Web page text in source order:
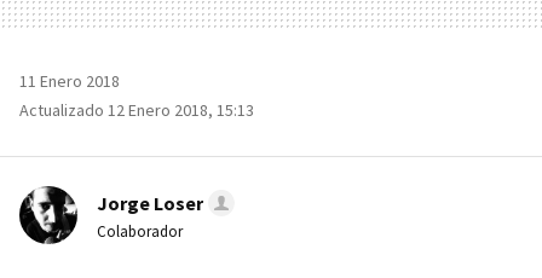
11 Enero 2018
Actualizado 12 Enero 2018, 15:13
Jorge Loser
Colaborador